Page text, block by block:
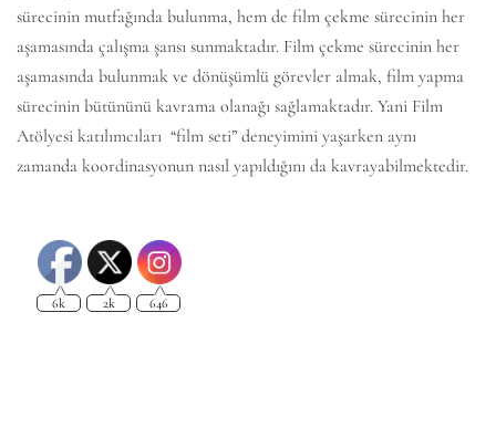
sürecinin mutfağında bulunma, hem de film çekme sürecinin her
aşamasında çalışma şansı sunmaktadır. Film çekme sürecinin her
aşamasında bulunmak ve dönüşümlü görevler almak, film yapma
sürecinin bütününü kavrama olanağı sağlamaktadır. Yani Film
Atölyesi katılımcıları “film seti” deneyimini yaşarken aynı
zamanda koordinasyonun nasıl yapıldığını da kavrayabilmektedir.
6k 2k 646